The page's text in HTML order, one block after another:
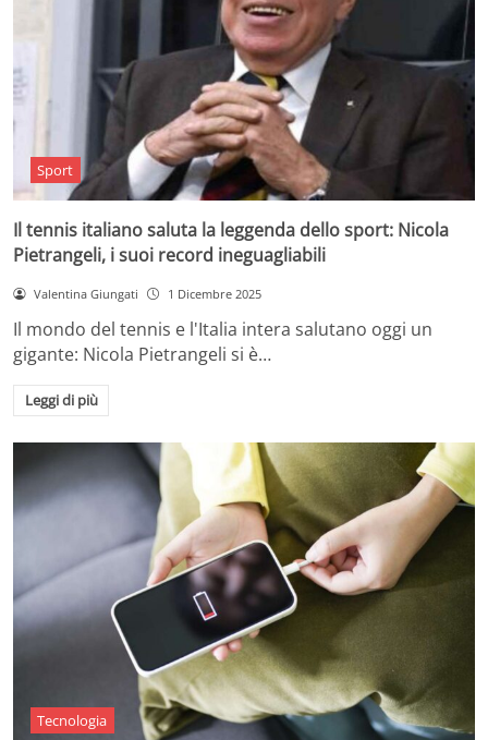
Sport
Il tennis italiano saluta la leggenda dello sport: Nicola
Pietrangeli, i suoi record ineguagliabili
Valentina Giungati 1 Dicembre 2025
Il mondo del tennis e l'Italia intera salutano oggi un
gigante: Nicola Pietrangeli si è…
Leggi di più
Tecnologia